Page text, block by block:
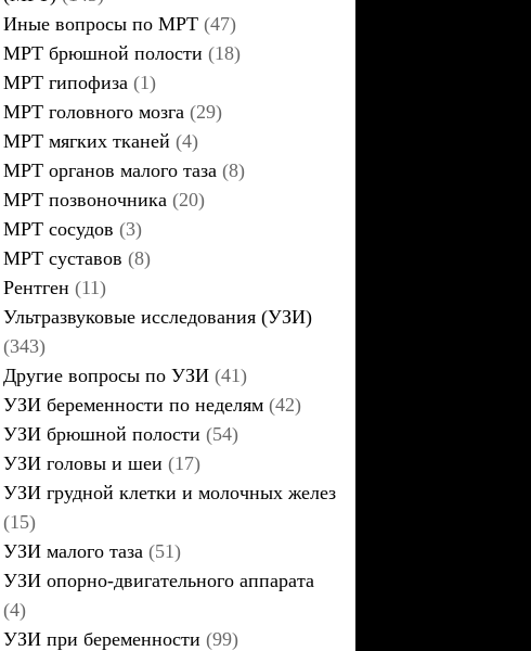
Иные вопросы по МРТ (47)
МРТ брюшной полости (18)
МРТ гипофиза (1)
МРТ головного мозга (29)
МРТ мягких тканей (4)
МРТ органов малого таза (8)
МРТ позвоночника (20)
МРТ сосудов (3)
МРТ суставов (8)
Рентген (11)
Ультразвуковые исследования (УЗИ)
(343)
Другие вопросы по УЗИ (41)
УЗИ беременности по неделям (42)
УЗИ брюшной полости (54)
УЗИ головы и шеи (17)
УЗИ грудной клетки и молочных желез
(15)
УЗИ малого таза (51)
УЗИ опорно-двигательного аппарата
(4)
УЗИ при беременности (99)